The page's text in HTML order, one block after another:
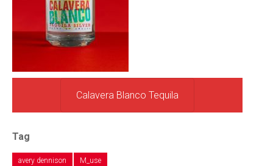
Calavera Blanco Tequila
Tag
avery dennison M_use